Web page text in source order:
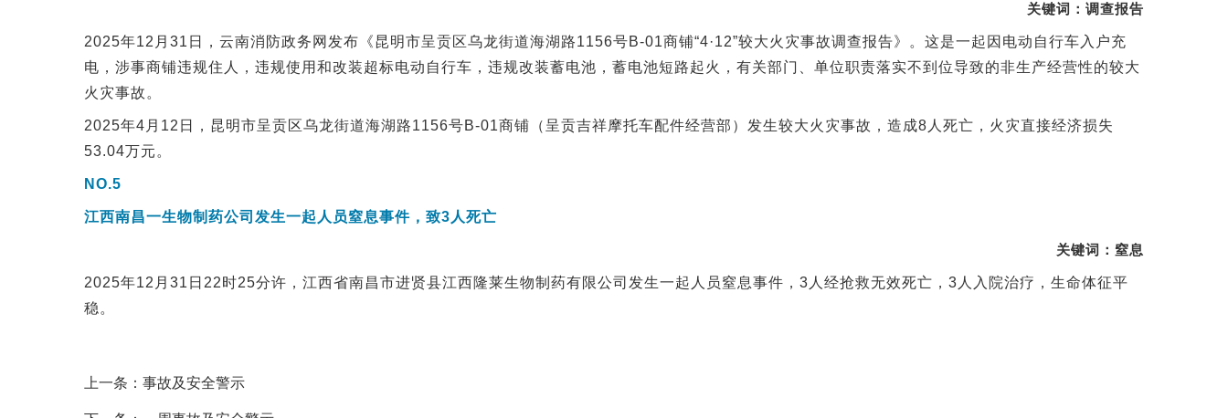
关键词：调查报告
2025年12月31日，云南消防政务网发布《昆明市呈贡区乌龙街道海湖路1156号B-01商铺“4·12”较大火灾事故调查报告》。这是一起因电动自行车入户充
电，涉事商铺违规住人，违规使用和改装超标电动自行车，违规改装蓄电池，蓄电池短路起火，有关部门、单位职责落实不到位导致的非生产经营性的较大
火灾事故。
2025年4月12日，昆明市呈贡区乌龙街道海湖路1156号B-01商铺（呈贡吉祥摩托车配件经营部）发生较大火灾事故，造成8人死亡，火灾直接经济损失
53.04万元。
NO.5
江西南昌一生物制药公司发生一起人员窒息事件，致3人死亡
关键词：窒息
2025年12月31日22时25分许，江西省南昌市进贤县江西隆莱生物制药有限公司发生一起人员窒息事件，3人经抢救无效死亡，3人入院治疗，生命体征平
稳。
上一条： 事故及安全警示